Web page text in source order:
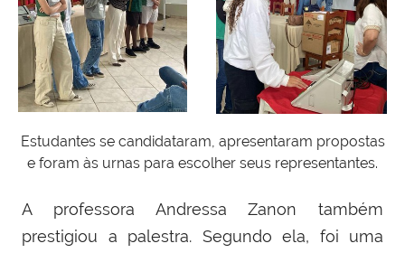
Estudantes se candidataram, apresentaram propostas
e foram às urnas para escolher seus representantes.
A professora Andressa Zanon também
prestigiou a palestra. Segundo ela, foi uma